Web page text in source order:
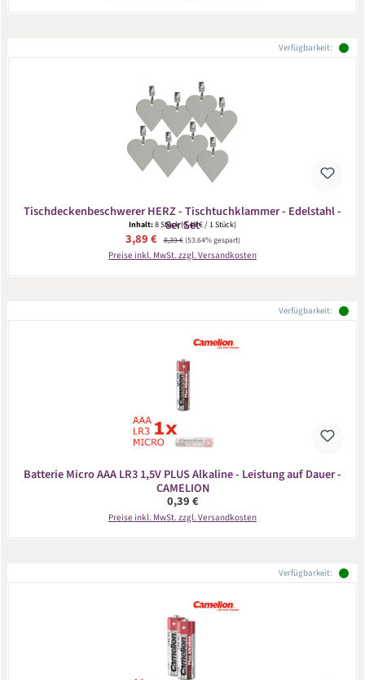
Verfügbarkeit:
Tischdeckenbeschwerer HERZ - Tischtuchklammer - Edelstahl -
8er Set
Inhalt:8 Stück(0,49 € / 1 Stück)
Verkaufspreis:
3,89 € Regulärer Preis:
8,39 €(53.64% gespart)
Preise inkl. MwSt. zzgl. Versandkosten
Verfügbarkeit:
Batterie Micro AAA LR3 1,5V PLUS Alkaline - Leistung auf Dauer -
CAMELION
Regulärer Preis:
0,39 €
Preise inkl. MwSt. zzgl. Versandkosten
Verfügbarkeit: